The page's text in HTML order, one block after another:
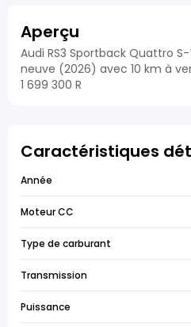
Aperçu
Audi RS3 Sportback Quattro
neuve (2026) avec 10 km à
1 699 300 R
Caractéristiques
Année
Moteur CC
Type de carburant
Transmission
Puissance